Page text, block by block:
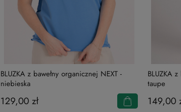
BLUZKA z bawełny organicznej NEXT -
niebieska
129,00 zł
BLUZKA
taupe
149,00